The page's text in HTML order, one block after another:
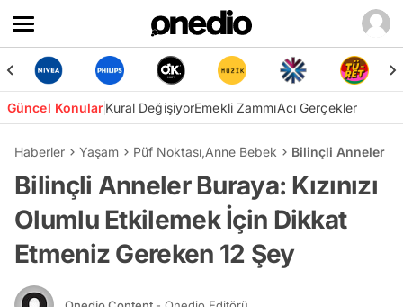
Güncel KonularKural DeğişiyorEmekli ZammıAcı Gerçekler
Haberler Yaşam Püf Noktası,Anne Bebek Bilinçli Anneler
Bilinçli Anneler Buraya: Kızınızı
Olumlu Etkilemek İçin Dikkat
Etmeniz Gereken 12 Şey